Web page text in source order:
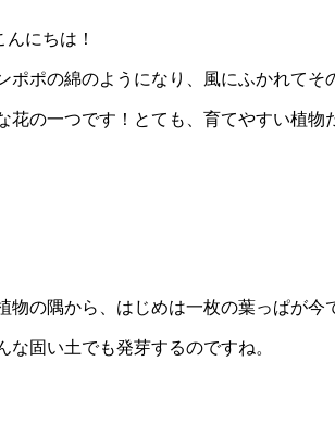
んにちは！
ポの綿のようになり、風にふかれてそ
の一つです！とても、育てやすい植物
物の隅から、はじめは一枚の葉っぱが今
固い土でも発芽するのですね。